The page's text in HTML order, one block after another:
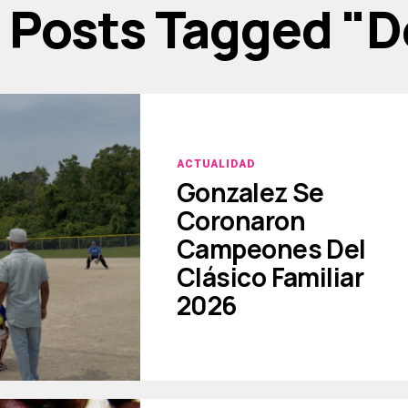
Tagged
ACTUALIDAD
Gonzalez Se
Coronaron
Campeones Del
Clásico Familiar
2026